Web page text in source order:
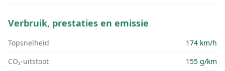
Verbruik, prestaties en emissie
Topsnelheid
174 km/h
CO₂-uitstoot
155 g/km